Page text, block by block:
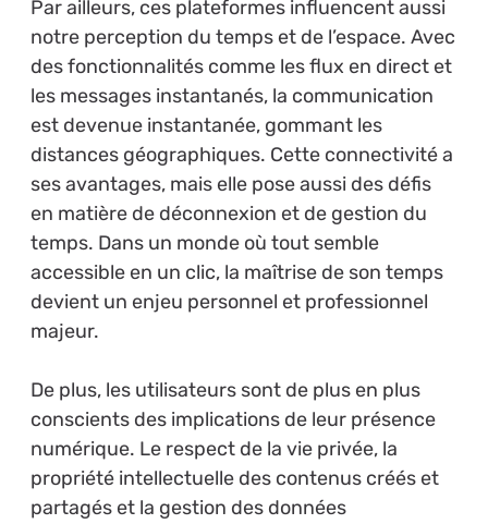
Par ailleurs, ces plateformes influencent aussi
notre perception du temps et de l’espace. Avec
des fonctionnalités comme les flux en direct et
les messages instantanés, la communication
est devenue instantanée, gommant les
distances géographiques. Cette connectivité a
ses avantages, mais elle pose aussi des défis
en matière de déconnexion et de gestion du
temps. Dans un monde où tout semble
accessible en un clic, la maîtrise de son temps
devient un enjeu personnel et professionnel
majeur.
De plus, les utilisateurs sont de plus en plus
conscients des implications de leur présence
numérique. Le respect de la vie privée, la
propriété intellectuelle des contenus créés et
partagés et la gestion des données